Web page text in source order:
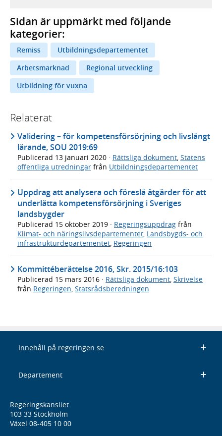
Sidan är uppmärkt med följande
kategorier:
Remiss
Utbildningsdepartementet
Arbetsmarknad
Regional utveckling
Utbildning för vuxna
Relaterat
Validering – för kompetensförsörjning och livslångt
lärande, SOU 2019:69
Publicerad 13 januari 2020 · Rättsliga dokument Statens
offentliga utredningar från Utbildningsdepartementet
Uppdrag att analysera och föreslå åtgärder för att
underlätta kompetensförsörjning i Sveriges
landsbygder
Publicerad 15 oktober 2019 · Regeringsuppdrag från
Klimat- och näringslivsdepartementet, Landsbygds- och
infrastrukturdepartementet, Regeringen
Kommittéberättelse 2016, Skr. 2015/16:103
Publicerad 15 mars 2016 · Rättsliga dokument, Skrivelse
från Regeringen, Statsrådsberedningen
Innehåll på regeringen.se
Departement
Regeringskansliet
103 33 Stockholm
Växel 08-405 10 00